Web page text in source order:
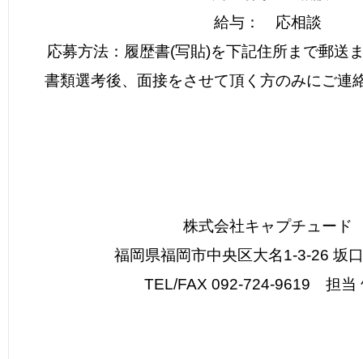
給与： 応相談
応募方法：履歴書(写貼)を下記住所まで郵送
書類選考後、面接をさせて頂く方のみにご連
株式会社キャプチュード
福岡県福岡市中央区大名1-3-26 坂
TEL/FAX 092-724-9619 担当